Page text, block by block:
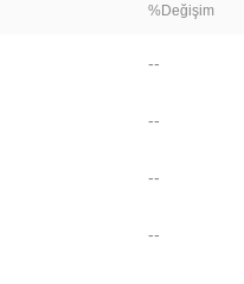
%Değişim
--
--
--
--